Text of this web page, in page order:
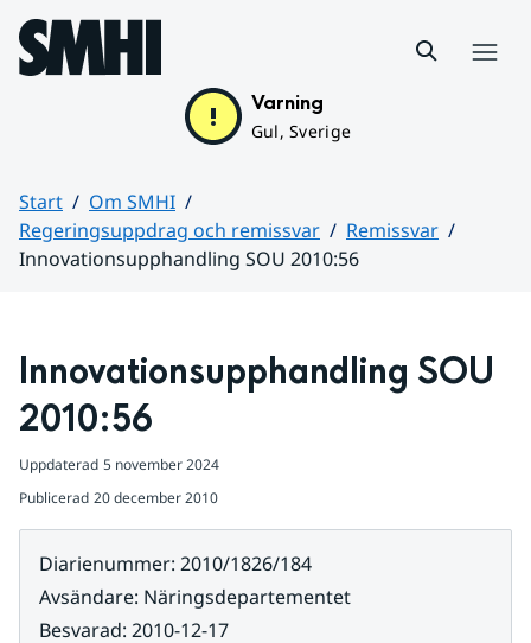
Hoppa till sidans innehåll
Varning
Gul, Sverige
Start
Om SMHI
Regeringsuppdrag och remissvar
Remissvar
Innovationsupphandling SOU 2010:56
Innovationsupphandling SOU
2010:56
Uppdaterad 5 november 2024
Publicerad 20 december 2010
Diarienummer: 2010/1826/184
Avsändare: Näringsdepartementet
Besvarad: 2010-12-17